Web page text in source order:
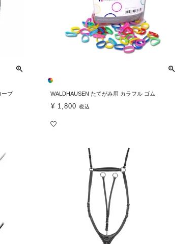
ープ WALDHAUSEN たてがみ用 カラフル ゴム
¥ 1,800 税込